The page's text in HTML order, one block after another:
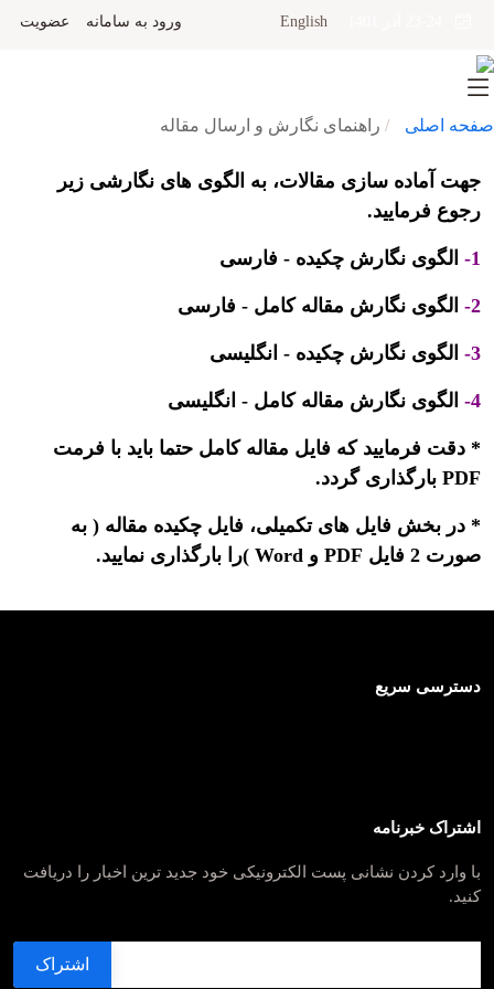
English ورود به سامانه عضویت
صفحه اصلی راهنمای نگارش و ارسال مقاله
جهت آماده سازی مقالات، به الگوی های نگارشی زیر
رجوع فرمایید.
1- الگوی نگارش چکیده - فارسی
2- الگوی نگارش مقاله کامل - فارسی
3- الگوی نگارش چکیده - انگلیسی
4- الگوی نگارش مقاله کامل - انگلیسی
* دقت فرمایید که فایل مقاله کامل حتما باید با فرمت
PDF بارگذاری گردد.
* در بخش فایل های تکمیلی، فایل چکیده مقاله ( به
صورت 2 فایل PDF و Word )را بارگذاری نمایید.
دسترسی سریع
اشتراک خبرنامه
با وارد کردن نشانی پست الکترونیکی خود جدید ترین اخبار را دریافت
کنید.